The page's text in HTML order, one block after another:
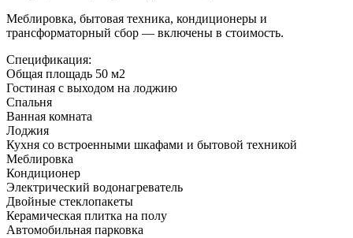
Меблировка, бытовая техника, кондиционеры и
трансформаторный сбор — включены в стоимость.
Спецификация:
Общая площадь 50 м2
Гостиная с выходом на лоджию
Спальня
Ванная комната
Лоджия
Кухня со встроенными шкафами и бытовой техникой
Меблировка
Кондиционер
Электрический водонагреватель
Двойные стеклопакеты
Керамическая плитка на полу
Автомобильная парковка